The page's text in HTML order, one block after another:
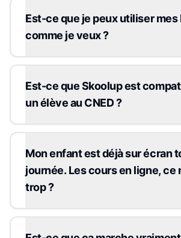
Est-ce que je peux utiliser mes
comme je veux ?
Est-ce que Skoolup est
un élève au CNED ?
Mon enfant est déjà sur écran
journée. Les cours en ligne, ce
trop ?